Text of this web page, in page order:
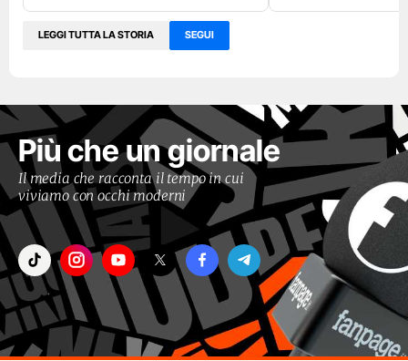
LEGGI TUTTA LA STORIA SEGUI
Più che un giornale
Il media che racconta il tempo in cui
viviamo con occhi moderni